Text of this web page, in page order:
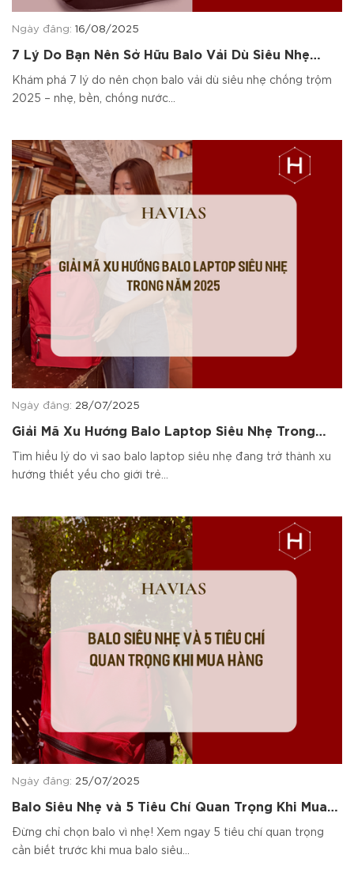
Ngày đăng: 16/08/2025
7 Lý Do Bạn Nên Sở Hữu Balo Vải Dù Siêu Nhẹ
Chống Trộm Năm 2025
Khám phá 7 lý do nên chọn balo vải dù siêu nhẹ chống trộm
2025 – nhẹ, bền, chống nước...
Ngày đăng: 28/07/2025
Giải Mã Xu Hướng Balo Laptop Siêu Nhẹ Trong
Năm 2025
Tìm hiểu lý do vì sao balo laptop siêu nhẹ đang trở thành xu
hướng thiết yếu cho giới trẻ...
Ngày đăng: 25/07/2025
Balo Siêu Nhẹ và 5 Tiêu Chí Quan Trọng Khi Mua
Hàng
Đừng chỉ chọn balo vì nhẹ! Xem ngay 5 tiêu chí quan trọng
cần biết trước khi mua balo siêu...